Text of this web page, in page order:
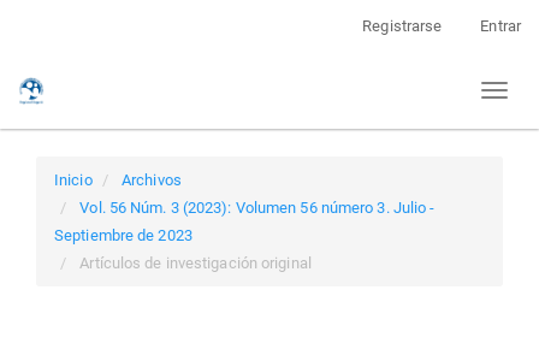
Registrarse Entrar
Toggle
Inicio
Archivos
Vol. 56 Núm. 3 (2023): Volumen 56 número 3. Julio -
Septiembre de 2023
Artículos de investigación original